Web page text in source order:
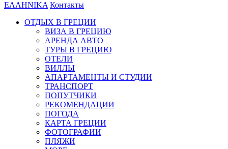
ΕΛΛΗΝΙΚΑ Контакты
ОТДЫХ В ГРЕЦИИ
ВИЗА В ГРЕЦИЮ
АРЕНДА АВТО
ТУРЫ В ГРЕЦИЮ
ОТЕЛИ
ВИЛЛЫ
АПАРТАМЕНТЫ И СТУДИИ
ТРАНСПОРТ
ПОПУТЧИКИ
РЕКОМЕНДАЦИИ
ПОГОДА
КАРТА ГРЕЦИИ
ФОТОГРАФИИ
ПЛЯЖИ